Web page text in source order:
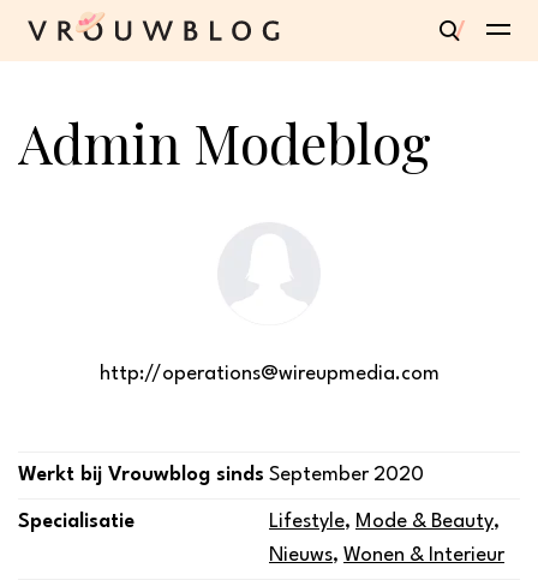
Admin Modeblog
http://operations@wireupmedia.com
Werkt bij Vrouwblog sinds September 2020
Specialisatie Lifestyle, Mode & Beauty,
Nieuws, Wonen & Interieur